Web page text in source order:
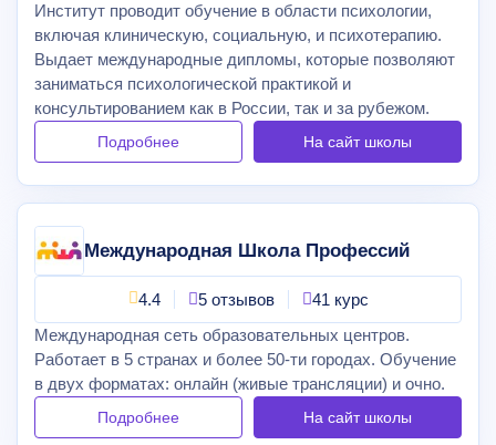
Институт проводит обучение в области психологии,
включая клиническую, социальную, и психотерапию.
Выдает международные дипломы, которые позволяют
заниматься психологической практикой и
консультированием как в России, так и за рубежом.
Подробнее На сайт школы
Международная Школа Профессий
4.4 5 отзывов
41 курс
Международная сеть образовательных центров.
Работает в 5 странах и более 50-ти городах. Обучение
в двух форматах: онлайн (живые трансляции) и очно.
Подробнее На сайт школы